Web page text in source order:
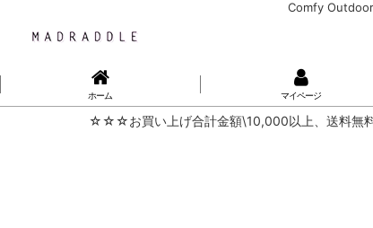
Comfy
ホーム マイページ
☆☆☆お買い上げ合計金額\10,000以上、送料無